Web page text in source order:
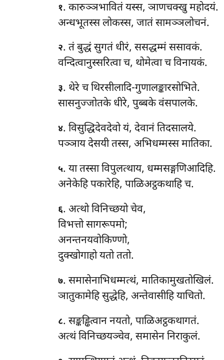
१. कारुञ्ञभावितंयस्स, ञाणचक्खु महोदयं.
अन्धभूतस्स लोकस्स, जातं सामञ्ञलोचनं.
२. तं बुद्धं सुगतं धीरं, ससद्धम्मं ससावकं.
वन्दित्वानुस्सरित्वा च, थोमेत्वा च विनायकं.
३. थेरे च थिरसीलादि-गुणालङ्कारसोभिते.
सासनुज्जोतके धीरे, पुब्बके वंसपालके.
४. विसुद्धिदेवदेवोयं, देवानं तिदसालये.
पञ्ञाय देसयी तस्स, अभिधम्मस्स मातिका.
५. या तस्सा विपुलत्थाय, धम्मसङ्गणिआदिहि.
अनेकेहि पकारेहि, पाळिअट्ठकथाहि च.
६. अत्थो विनिच्छयो चेव,
विभत्तो सागरूपमो;
अनन्तनयवोकिण्णो,
दुक्खोगाहो यतो ततो.
७. समासेनाभिधम्मत्थं, मातिकामुखतोखिलं.
ञातुकामेहि सुद्धेहि, अन्तेवासीहि याचितो.
८. सङ्कड्ढित्वाननयतो, पाळिअट्ठकथागतं.
अत्थं विनिच्छयञ्चेव, समासेन निराकुलं.